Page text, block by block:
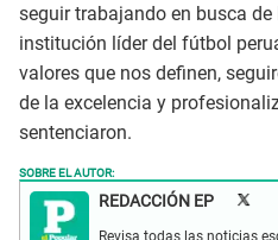
seguir trabajando en busca
institución líder del fútbol
valores que nos definen,
de la excelencia y
sentenciaron.
SOBRE EL AUTOR:
REDACCIÓN EP
Revisa todas las noticias